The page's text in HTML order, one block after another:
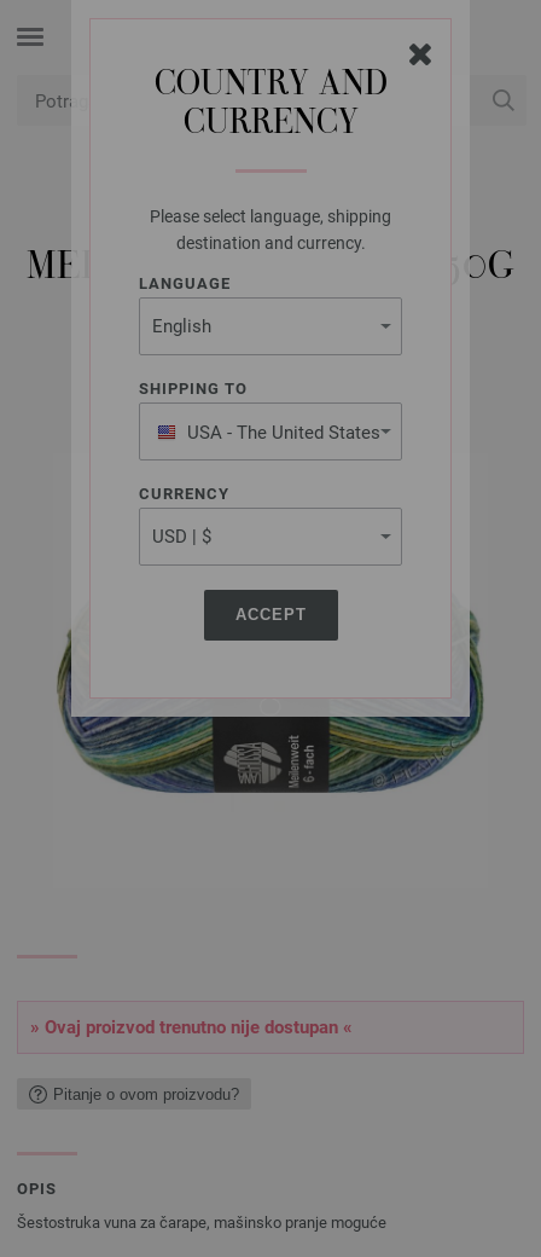
COUNTRY AND
CURRENCY
Please select language, shipping
destination and currency.
LANGUAGE
SHIPPING TO
USA - The United States
of America
CURRENCY
ACCEPT
LANA GROSSA
MEILENWEIT 6-FACH 150G
COSIMA
» Ovaj proizvod trenutno nije dostupan «
Pitanje o ovom proizvodu?
OPIS
Šestostruka vuna za čarape, mašinsko pranje moguće